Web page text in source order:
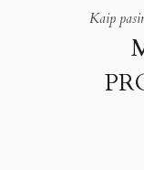
Kaip